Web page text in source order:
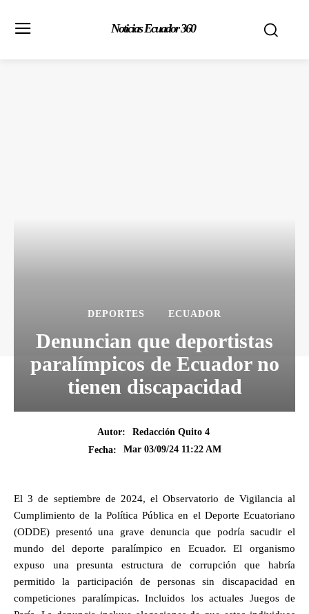
Noticias Ecuador 360
DEPORTES ECUADOR
Denuncian que deportistas
paralímpicos de Ecuador no
tienen discapacidad
Autor:
Redacción Quito 4
Fecha:
Mar 03/09/24 11:22 AM
El 3 de septiembre de 2024, el Observatorio de Vigilancia al
Cumplimiento de la Política Pública en el Deporte Ecuatoriano
(ODDE) presentó una grave denuncia que podría sacudir el
mundo del deporte paralímpico en Ecuador. El organismo
expuso una presunta estructura de corrupción que habría
permitido la participación de personas sin discapacidad en
competiciones paralímpicas. Incluidos los actuales Juegos de